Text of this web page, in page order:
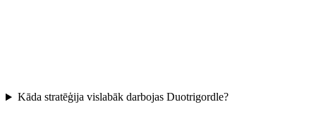
Kāda stratēģija vislabāk darbojas Duotrigordle?